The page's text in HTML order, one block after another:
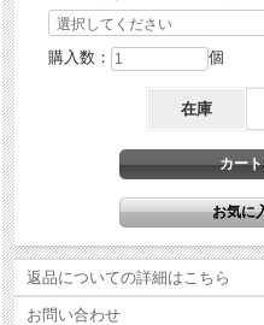
購入数： 個
在庫
返品についての詳細はこちら
お問い合わせ